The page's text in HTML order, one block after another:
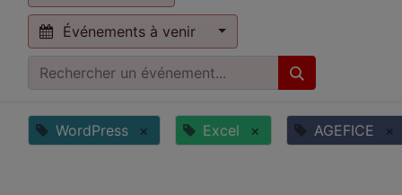
Événements à venir
WordPress × Excel × AGEFICE ×